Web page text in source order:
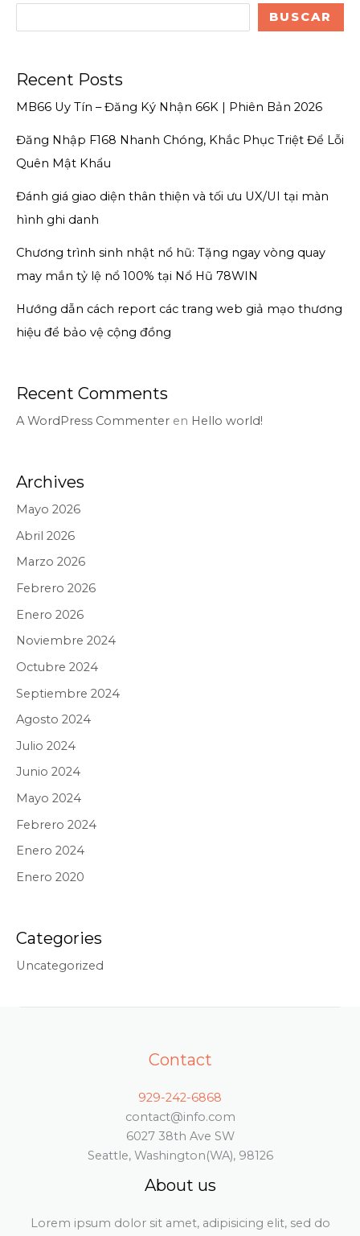
BUSCAR
Recent Posts
MB66 Uy Tín – Đăng Ký Nhận 66K | Phiên Bản 2026
Đăng Nhập F168 Nhanh Chóng, Khắc Phục Triệt Để Lỗi
Quên Mật Khẩu
Đánh giá giao diện thân thiện và tối ưu UX/UI tại màn
hình ghi danh
Chương trình sinh nhật nổ hũ: Tặng ngay vòng quay
may mắn tỷ lệ nổ 100% tại Nổ Hũ 78WIN
Hướng dẫn cách report các trang web giả mạo thương
hiệu để bảo vệ cộng đồng
Recent Comments
A WordPress Commenter en Hello world!
Archives
Mayo 2026
Abril 2026
Marzo 2026
Febrero 2026
Enero 2026
Noviembre 2024
Octubre 2024
Septiembre 2024
Agosto 2024
Julio 2024
Junio 2024
Mayo 2024
Febrero 2024
Enero 2024
Enero 2020
Categories
Uncategorized
Contact
929-242-6868
contact@info.com
6027 38th Ave SW
Seattle, Washington(WA), 98126
About us
Lorem ipsum dolor sit amet, adipisicing elit, sed do